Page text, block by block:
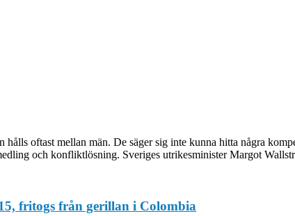
hålls oftast mellan män. De säger sig inte kunna hitta några
och konfliktlösning. Sveriges utrikesminister Margot
fritogs från gerillan i Colombia